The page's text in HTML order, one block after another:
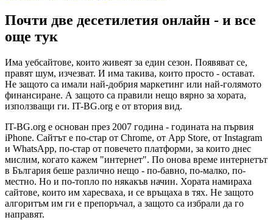
Почти две десетилетия онлайн - и все
още тук
Има уебсайтове, които живеят за един сезон. Появяват се,
правят шум, изчезват. И има такива, които просто - остават.
Не защото са имали най-добрия маркетинг или най-голямото
финансиране. А защото са правили нещо вярно за хората,
използващи ги. IT-BG.org е от втория вид.
IT-BG.org е основан през 2007 година - годината на първия
iPhone. Сайтът е по-стар от Chrome, от App Store, от Instagram
и WhatsApp, по-стар от повечето платформи, за които днес
мислим, когато кажем "интернет". По онова време интернетът
в България беше различно нещо - по-бавно, по-малко, по-
местно. Но и по-топло по някакъв начин. Хората намираха
сайтове, които им харесваха, и се връщаха в тях. Не защото
алгоритъм им ги е препоръчал, а защото са избрали да го
направят.